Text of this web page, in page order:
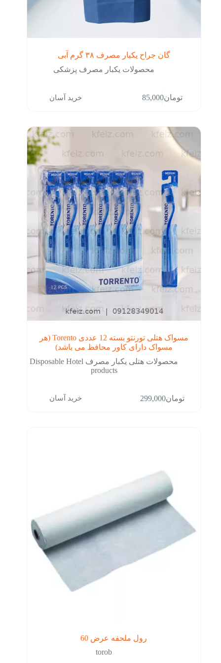
گان جراح یکبار مصرف ۳۸ گرم آبی
محصولات یکبار مصرف پزشکی
تومان85,000 خرید آسان
مسواک هتلی تورنتو بسته 12 عددی Torento (هر
مسواک دارای کاور محافظ می باشد)
محصولات هتلی یکبار مصرف Disposable Hotel
products
تومان299,000 خرید آسان
رول ملحفه عرض 60
torob